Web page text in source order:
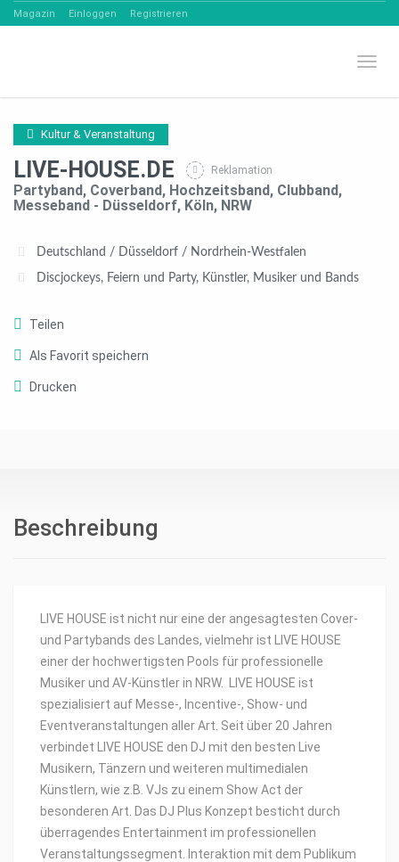
Magazin Einloggen Registrieren
Kultur & Veranstaltung
LIVE-HOUSE.DE Reklamation
Partyband, Coverband, Hochzeitsband, Clubband,
Messeband - Düsseldorf, Köln, NRW
Deutschland / Düsseldorf / Nordrhein-Westfalen
Discjockeys, Feiern und Party, Künstler, Musiker und Bands
Teilen
Als Favorit speichern
Drucken
Beschreibung
LIVE HOUSE ist nicht nur eine der angesagtesten Cover-
und Partybands des Landes, vielmehr ist LIVE HOUSE
einer der hochwertigsten Pools für professionelle
Musiker und AV-Künstler in NRW. LIVE HOUSE ist
spezialisiert auf Messe-, Incentive-, Show- und
Eventveranstaltungen aller Art. Seit über 20 Jahren
verbindet LIVE HOUSE den DJ mit den besten Live
Musikern, Tänzern und weiteren multimedialen
Künstlern, wie z.B. VJs zu einem Show Act der
besonderen Art. Das DJ Plus Konzept besticht durch
überragendes Entertainment im professionellen
Veranstaltungssegment. Interaktion mit dem Publikum